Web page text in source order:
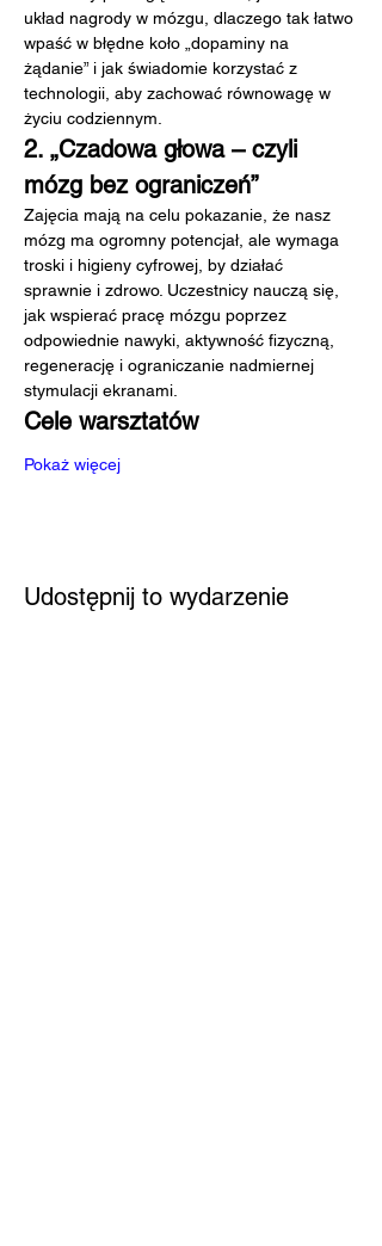
układ nagrody w mózgu, dlaczego tak łatwo
wpaść w błędne koło „dopaminy na
żądanie” i jak świadomie korzystać z
technologii, aby zachować równowagę w
życiu codziennym.
2. „Czadowa głowa – czyli
mózg bez ograniczeń”
Zajęcia mają na celu pokazanie, że nasz
mózg ma ogromny potencjał, ale wymaga
troski i higieny cyfrowej, by działać
sprawnie i zdrowo. Uczestnicy nauczą się,
jak wspierać pracę mózgu poprzez
odpowiednie nawyki, aktywność fizyczną,
regenerację i ograniczanie nadmiernej
stymulacji ekranami.
Cele warsztatów
Pokaż więcej
Udostępnij to wydarzenie